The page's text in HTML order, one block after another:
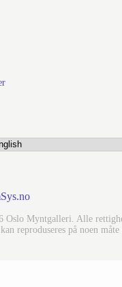
Myntgalleri. Alle
reproduseres på noen